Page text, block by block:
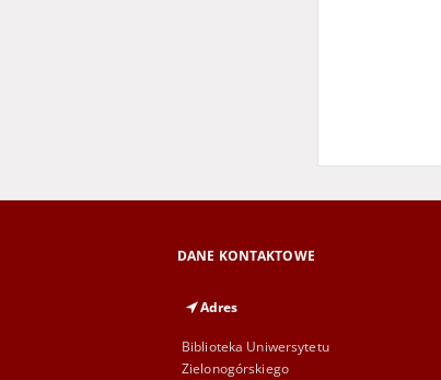
DANE KONTAKTOWE
Adres
Biblioteka Uniwersytetu
Zielonogórskiego